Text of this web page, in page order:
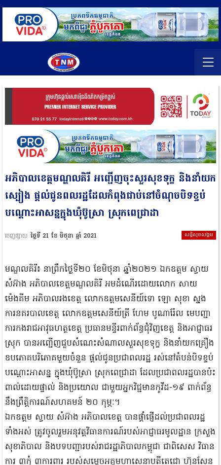
អភិបាលខេត្តមណ្ឌលគិរី អញ្ជើញចុះសួរសុខទុក្ខ និងនាំយក
ស្បៀង ផ្តល់ជូនពលរដ្ឋដែលកំពុងជាប់នៅចំណុចបិទខ្ទប់
បណ្តោះអាសន្នក្នុងឃុំប៊ូស្រា ស្រុកពេជ្រាដា
សន្តិសុខសង្គម
ចេញផ្សាយ ថ្ងៃទី 21 ខែ មិថុនា ឆ្នាំ 2021
មណ្ឌលគិរី៖ នាព្រឹកថ្ងៃទី២០ ខែមិថុនា ឆ្នាំ២០២១ ឯកឧត្តម ស្វាយ
សំអ៊ាង អភិបាលខេត្តមណ្ឌលគិរី អមដំណើរដោយលោក សាយ
ម៉េងគីម អភិបាលរងខេត្ត លោកឧត្តមសេនីយ៍ទោ ឡោ សុខា ស្នង
ការនគរបាលខេត្ត លោកឧត្តមសេនីយ៍ត្រី ហែម បូណារ៉ែល មេបញ្ជា
ការកងរាជអាវុធហត្ថខេត្ត ប្រធានមន្ទីរពាក់ព័ន្ធជុំវិញខេត្ត​ និងអាជ្ញាធរ
ស្រុក​ បានអញ្ជើញជួបសំណេះសំណាលសួរសុខទុក្ខ និងនាំយកគ្រឿង
ឧបភោគបរិភោគមួយចំនួន ផ្តល់ជូនប្រជាពលរដ្ឋ រស់នៅតំបន់បិទខ្ទប់
បណ្តោះអាសន្ន ក្នុងឃុំប៊ូស្រា ស្រុកពេជ្រាដា ដែលប្រជាពលរដ្ឋបានប៉ះ
ពាល់ដោយផ្ទាល់ និងប្រយោល ជាមួយអ្នកវិជ្ជមានកូវីដ-១៩ ពាក់ព័ន្ធ
នឹងព្រឹត្តិការណ៍សហគមន៍ ២០ កុម្ភៈ។
ឯកឧត្តម ស្វាយ សំអ៊ាង អភិបាលខេត្ត បានផ្តាំផ្ញើដល់ប្រជាពលរដ្ឋ
ទាំងអស់ ត្រូវចូលរួមអនុវត្តវិធានការណ៍របស់អាជ្ញាធរមូលដ្ឋាន ក្រសួង
សុខាភិបាល និងបទបញ្ជារបស់រាជរដ្ឋាភិបាលកម្ពុជា ជាពិសេស វិធាន
ការ ៣កុំ ៣ការពារ របស់សម្តេចអគ្គមហាសេនាបតីតេជោ ហ៊ុនសែន